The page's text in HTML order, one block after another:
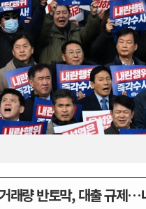
래량 반토막, 대출 규제…